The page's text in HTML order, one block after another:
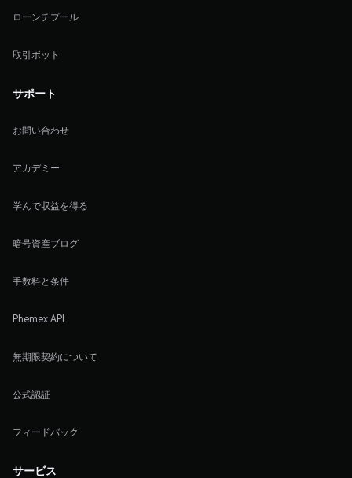
ローンチプール
取引ボット
サポート
お問い合わせ
アカデミー
学んで収益を得る
暗号資産ブログ
手数料と条件
Phemex API
無期限契約について
公式認証
フィードバック
サービス